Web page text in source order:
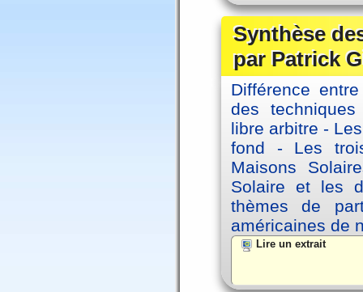
Synthèse
par Patrick
Différence
des
libre arbitre -
fond - Les
Maisons
Solaire et les
thèmes de
américaines de
Lire un extrait